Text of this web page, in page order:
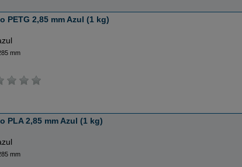
PETG 2,85 mm Azul (1 kg)
mm
PLA 2,85 mm Azul (1 kg)
mm